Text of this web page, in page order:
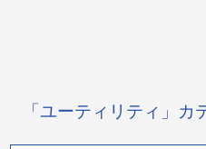
「ユーティリティ」